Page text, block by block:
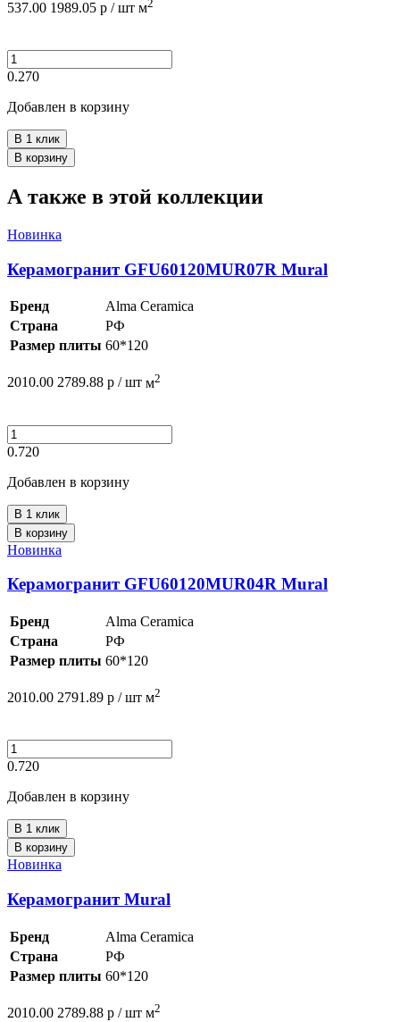
537.00 1989.05 р / шт м2
0.270
Добавлен в корзину
В 1 клик
В корзину
А также в этой коллекции
Новинка
Керамогранит GFU60120MUR07R Mural
Бренд
Alma Ceramica
Страна
РФ
Размер плиты 60*120
2010.00 2789.88 р / шт м2
0.720
Добавлен в корзину
В 1 клик
В корзину
Новинка
Керамогранит GFU60120MUR04R Mural
Бренд
Alma Ceramica
Страна
РФ
Размер плиты 60*120
2010.00 2791.89 р / шт м2
0.720
Добавлен в корзину
В 1 клик
В корзину
Новинка
Керамогранит Mural
Бренд
Alma Ceramica
Страна
РФ
Размер плиты 60*120
2010.00 2789.88 р / шт м2